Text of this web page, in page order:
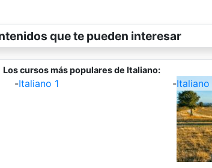
que te pueden interesar
Los cursos más populares de Italiano:
-Italiano 1 -